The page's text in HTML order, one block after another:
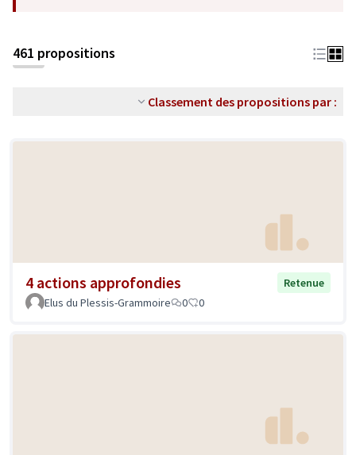
461 propositions
Classement des propositions par :
4 actions approfondies
Retenue
Elus du Plessis-Grammoire
0 0